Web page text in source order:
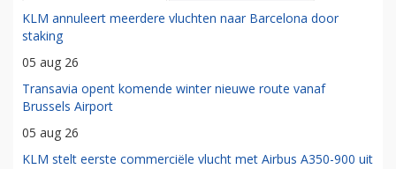
KLM annuleert meerdere vluchten naar Barcelona door
staking
05 aug 26
Transavia opent komende winter nieuwe route vanaf
Brussels Airport
05 aug 26
KLM stelt eerste commerciële vlucht met Airbus A350-900 uit